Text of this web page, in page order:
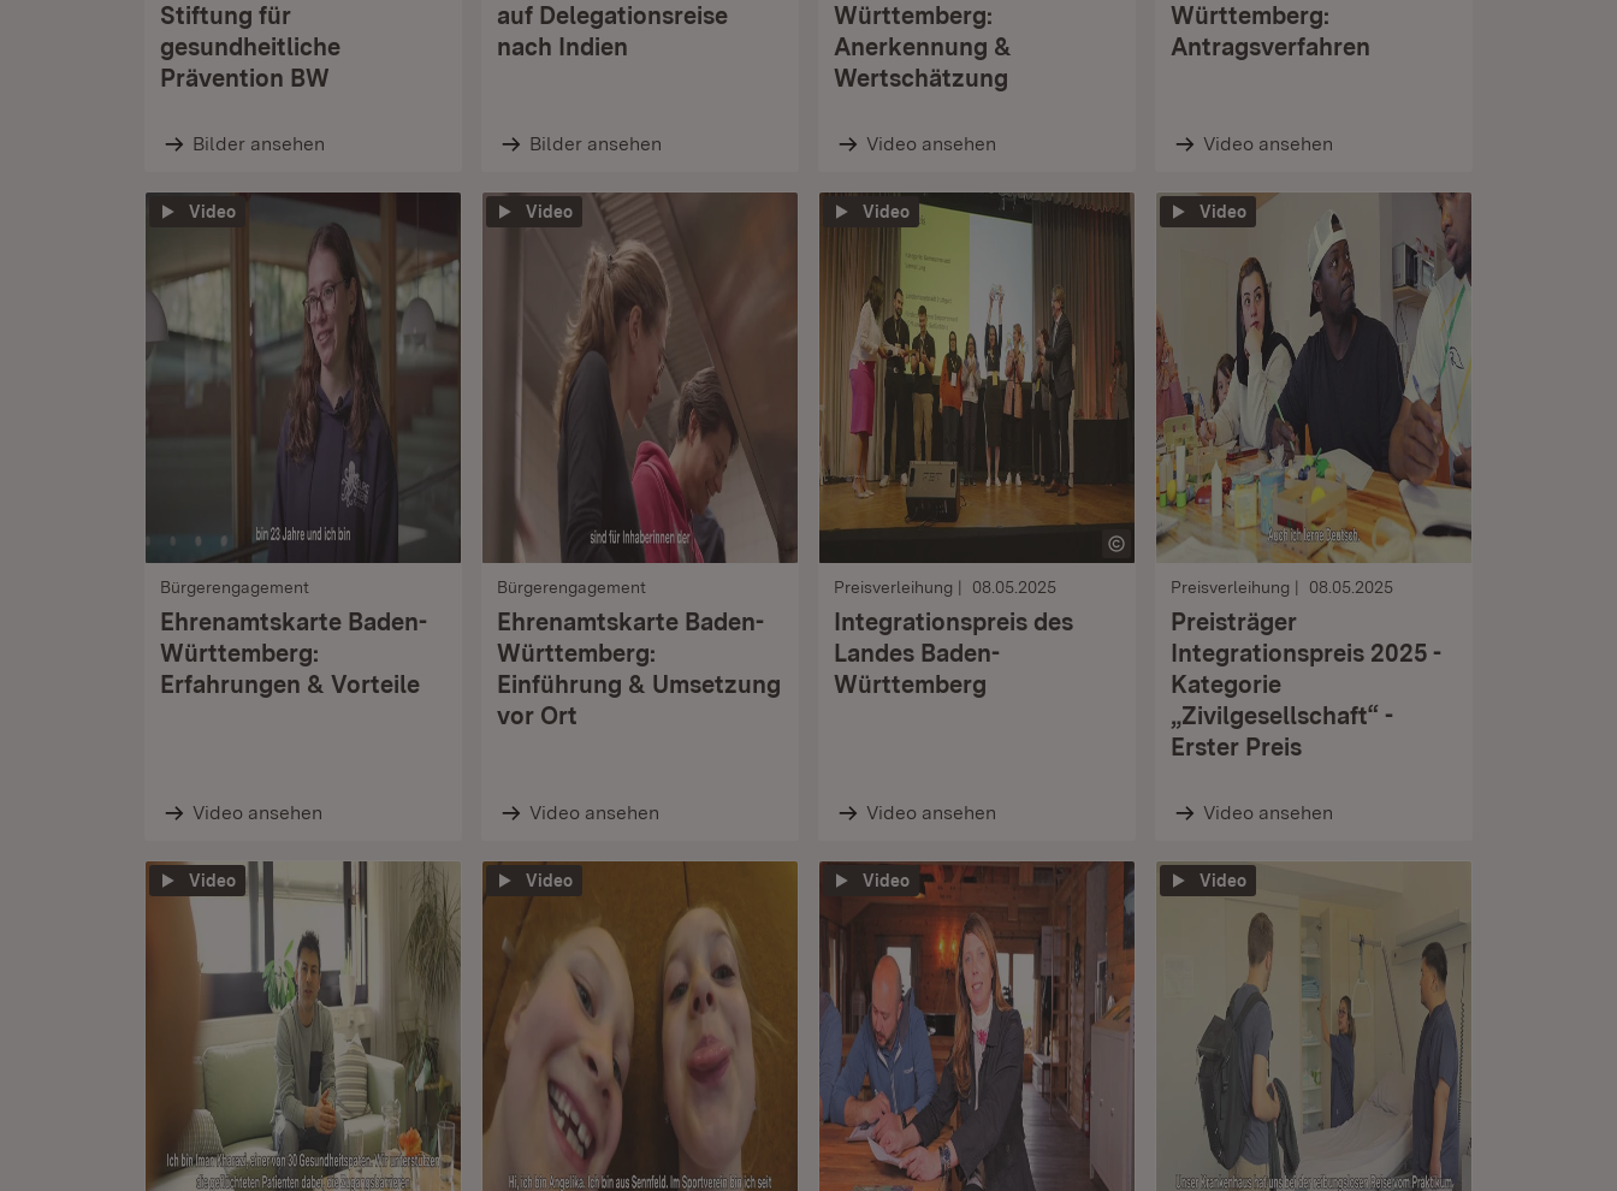
Stiftung für
gesundheitliche
Prävention BW
Bilder ansehen
auf Delegationsreise
nach Indien
Bilder ansehen
Württemberg:
Anerkennung &
Wertschätzung
Video ansehen
Württemberg:
Antragsverfahren
Video ansehen
Video
Bürgerengagement
Ehrenamtskarte Baden-
Württemberg:
Erfahrungen & Vorteile
Video ansehen
Video
Bürgerengagement
Ehrenamtskarte Baden-
Württemberg:
Einführung & Umsetzung
vor Ort
Video ansehen
Video
Preisverleihung 08.05.2025
Integrationspreis des
Landes Baden-
Württemberg
Video ansehen
Video
Preisverleihung 08.05.2025
Preisträger
Integrationspreis 2025 -
Kategorie
„Zivilgesellschaft“ -
Erster Preis
Video ansehen
Video Video Video Video